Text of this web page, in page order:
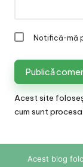
Notifică-mă
Acest site
cum sunt
Acest blog